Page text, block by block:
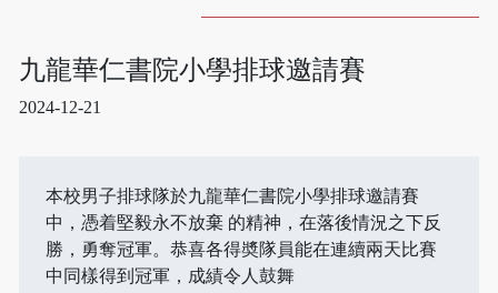
九龍華仁書院小學排球邀請賽
2024-12-21
本校男子排球隊於九龍華仁書院小學排球邀請賽
中，憑着堅毅永不放棄 的精神，在落後情況之下反
勝，勇奪冠軍。恭喜各得奬隊員能在連續兩天比賽
中同樣得到冠軍，成績令人鼓舞